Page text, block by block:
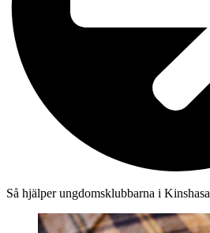
Så hjälper ungdomsklubbarna i Kinshasa